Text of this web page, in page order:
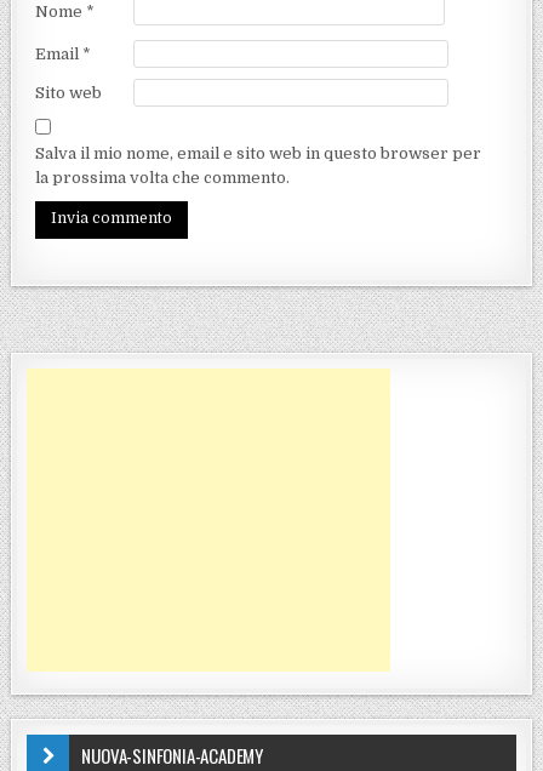
Nome *
Email *
Sito web
Salva il mio nome, email e sito web in questo browser per
la prossima volta che commento.
NUOVA-SINFONIA-ACADEMY